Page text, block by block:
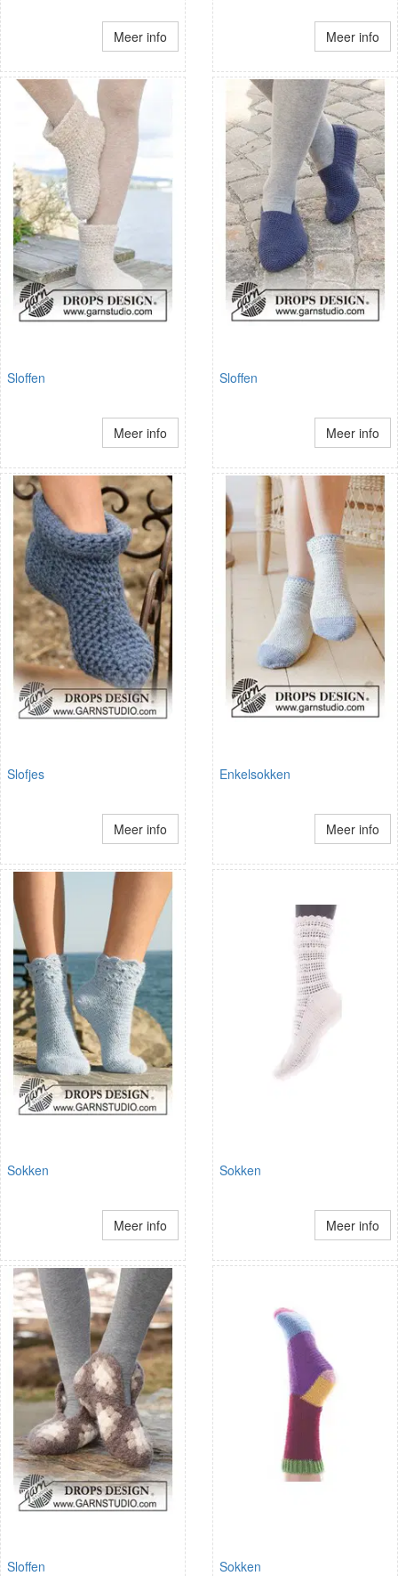
Meer info Meer info
Sloffen
Meer info
Sloffen
Meer info
Slofjes
Meer info
Enkelsokken
Meer info
Sokken
Meer info
Sokken
Meer info
Sloffen Sokken